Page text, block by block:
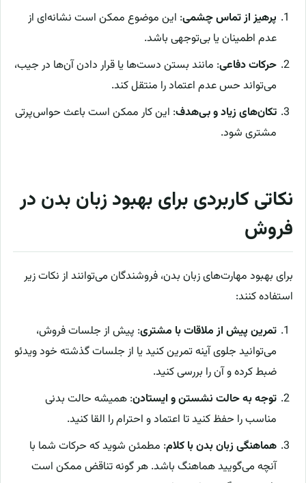
پرهیز از تماس چشمی: این موضوع ممکن است نشانه‌ای از
عدم اطمینان یا بی‌توجهی باشد.
حرکات دفاعی: مانند بستن دست‌ها یا قرار دادن آن‌ها در جیب،
می‌تواند حس عدم اعتماد را منتقل کند.
تکان‌های زیاد و بی‌هدف: این کار ممکن است باعث حواس‌پرتی
مشتری شود.
نکاتی کاربردی برای بهبود زبان بدن در
فروش
برای بهبود مهارت‌های زبان بدن، فروشندگان می‌توانند از نکات زیر
استفاده کنند:
تمرین پیش از ملاقات با مشتری: پیش از جلسات فروش،
می‌توانید جلوی آینه تمرین کنید یا از جلسات گذشته خود ویدئو
ضبط کرده و آن را بررسی کنید.
توجه به حالت نشستن و ایستادن: همیشه حالت بدنی
مناسب را حفظ کنید تا اعتماد و احترام را القا کنید.
هماهنگی زبان بدن با کلام: مطمئن شوید که حرکات شما با
آنچه می‌گویید هماهنگ باشد. هر گونه تناقض ممکن است